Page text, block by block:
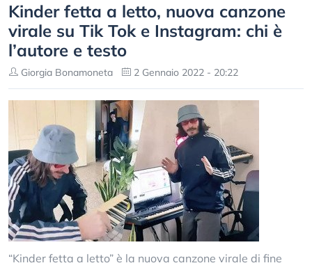
Kinder fetta a letto, nuova canzone
virale su Tik Tok e Instagram: chi è
l’autore e testo
Giorgia Bonamoneta 2 Gennaio 2022 - 20:22
“Kinder fetta a letto” è la nuova canzone virale di fine